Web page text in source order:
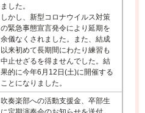
ました。
しかし、新型コロナウイルス対策
の緊急事態宣言発令により延期を
余儀なくされました。また、結成
以来初めて長期間にわたり練習も
中止せざるを得ませんでした。結
果的に今年6月12日(土)に開催する
ことになりました。
吹奏楽部への活動支援金、卒部生